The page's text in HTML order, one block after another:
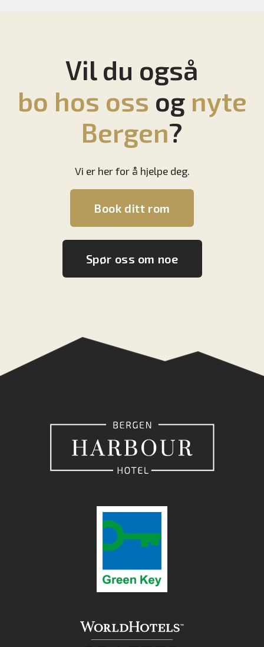
Vil du også
bo hos oss og nyte
Bergen?
Vi er her for å hjelpe deg.
Book ditt rom
Spør oss om noe